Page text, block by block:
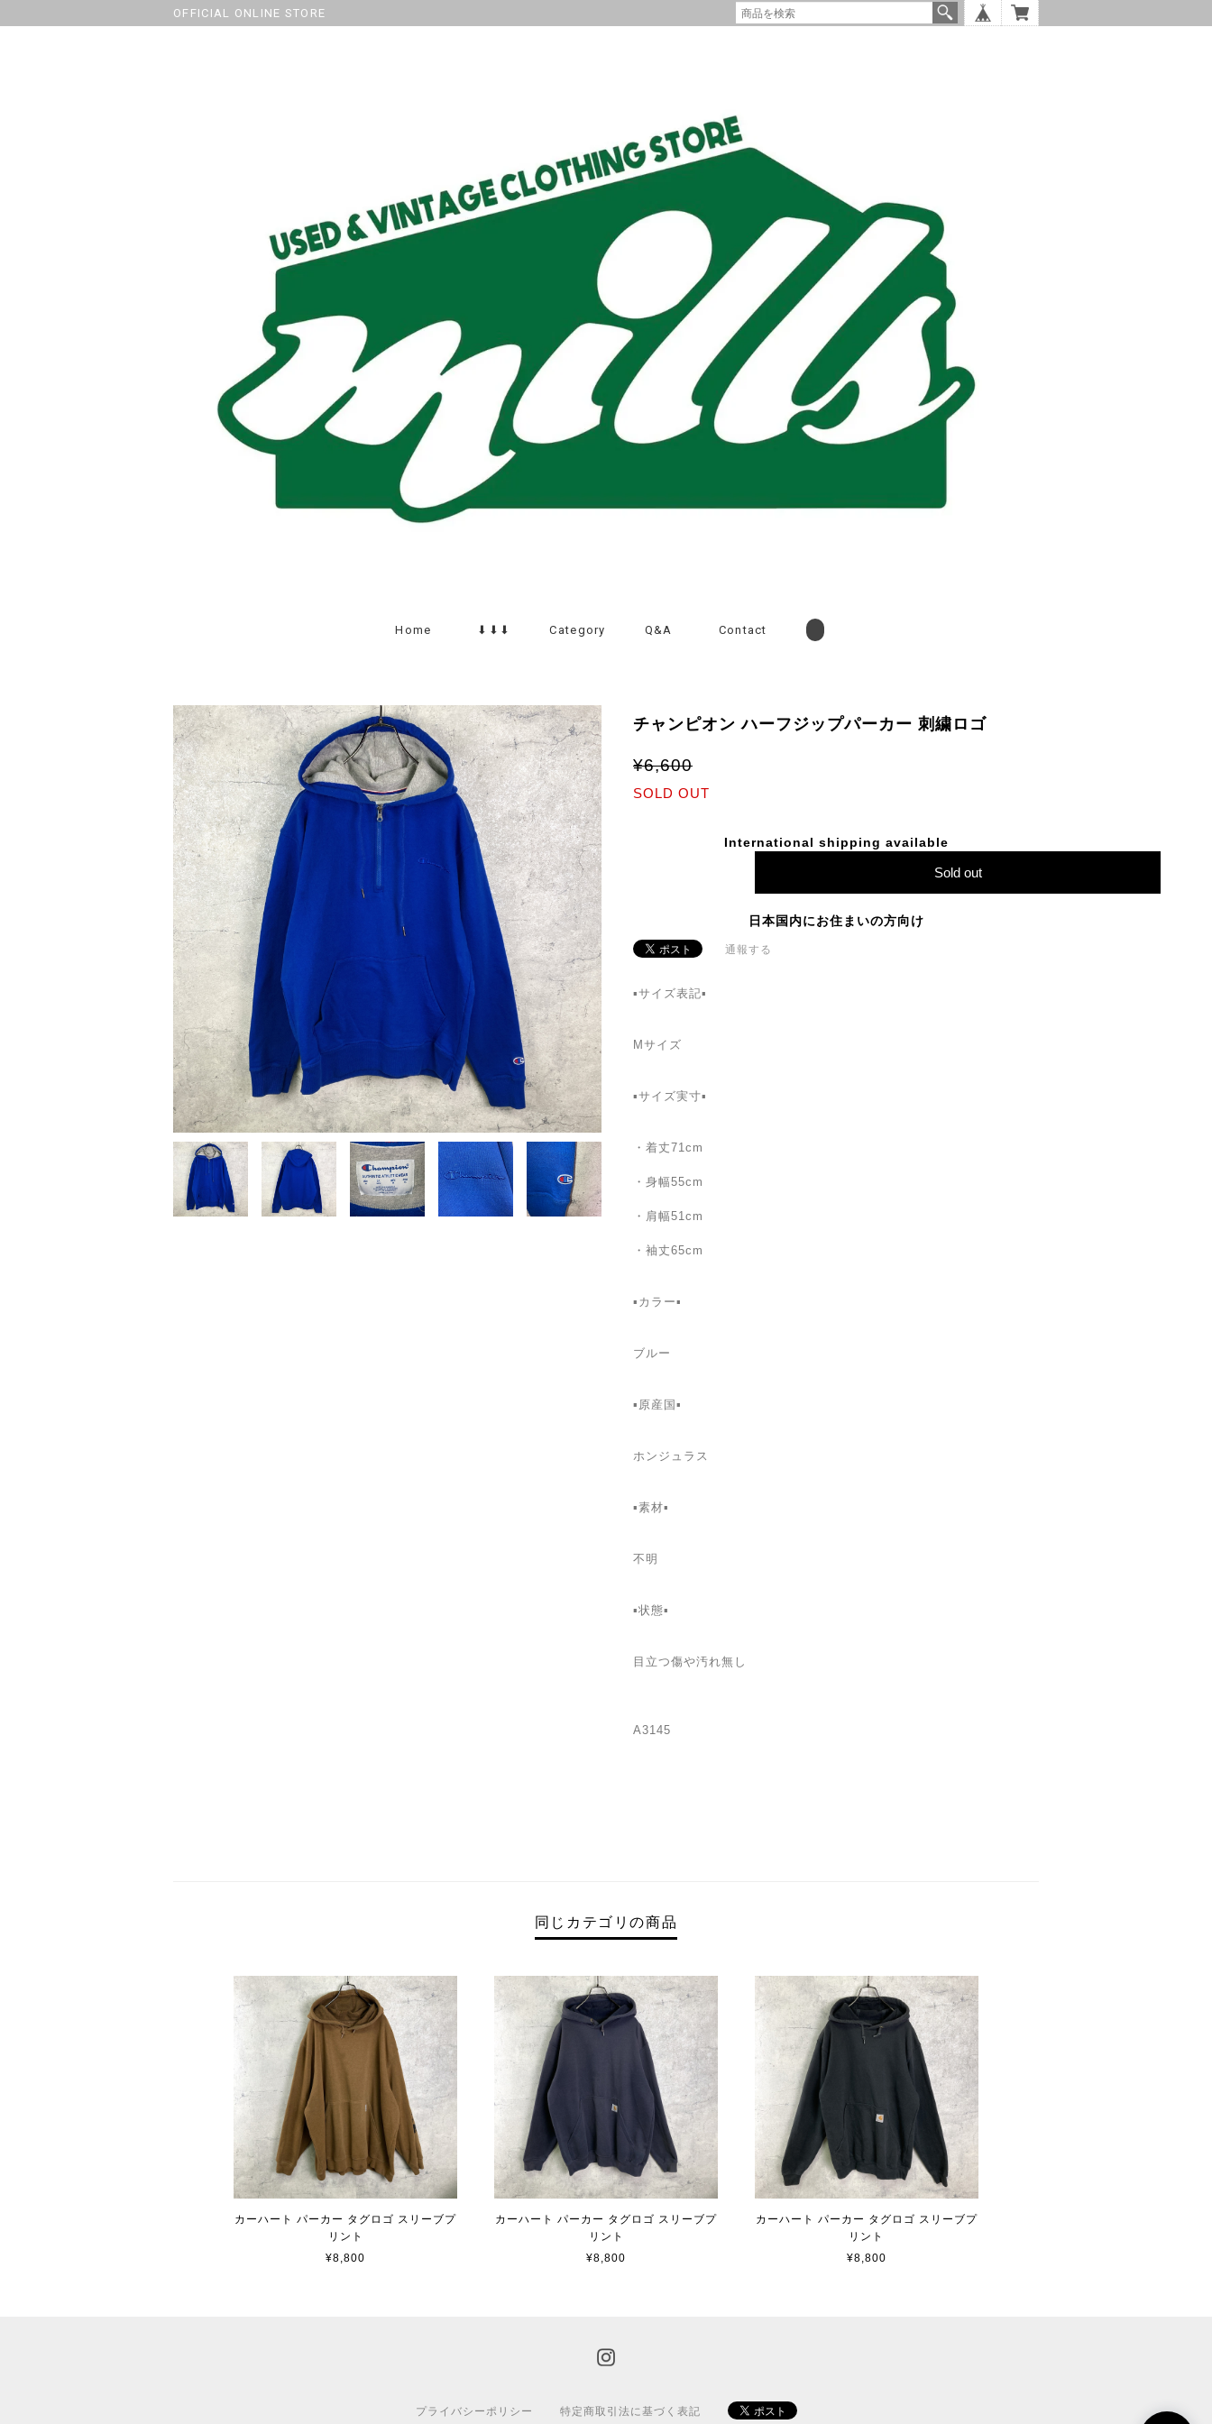
OFFICIAL ONLINE STORE
Home ⬇︎⬇︎⬇︎ Category Q&A Contact
チャンピオン ハーフジップパーカー 刺繍ロゴ
¥6,600
SOLD OUT
International shipping available
Sold out
日本国内にお住まいの方向け
通報する
▪️サイズ表記▪️
Mサイズ
▪️サイズ実寸▪️
・着丈71cm
・身幅55cm
・肩幅51cm
・袖丈65cm
▪️カラー▪️
ブルー
▪️原産国▪️
ホンジュラス
▪️素材▪️
不明
▪️状態▪️
目立つ傷や汚れ無し
A3145
同じカテゴリの商品
カーハート パーカー タグロゴ スリーブプ
リント
¥8,800
カーハート パーカー タグロゴ スリーブプ
リント
¥8,800
カーハート パーカー タグロゴ スリーブプ
リント
¥8,800
プライバシーポリシー 特定商取引法に基づく表記